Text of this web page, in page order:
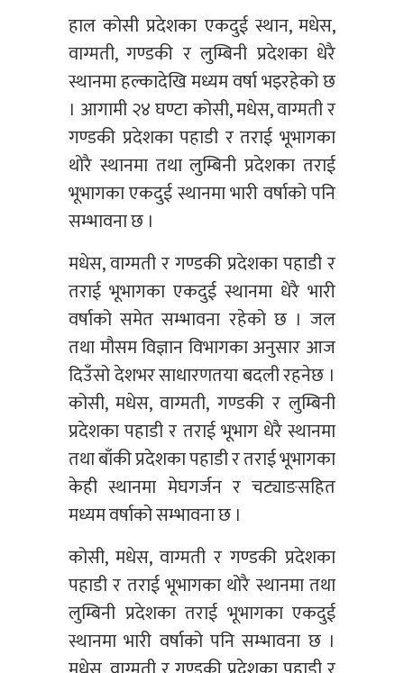
हाल कोसी प्रदेशका एकदुई स्थान, मधेस,
वाग्मती, गण्डकी र लुम्बिनी प्रदेशका धेरै
स्थानमा हल्कादेखि मध्यम वर्षा भइरहेको छ
। आगामी २४ घण्टा कोसी, मधेस, वाग्मती र
गण्डकी प्रदेशका पहाडी र तराई भूभागका
थोरै स्थानमा तथा लुम्बिनी प्रदेशका तराई
भूभागका एकदुई स्थानमा भारी वर्षाको पनि
सम्भावना छ ।
मधेस, वाग्मती र गण्डकी प्रदेशका पहाडी र
तराई भूभागका एकदुई स्थानमा धेरै भारी
वर्षाको समेत सम्भावना रहेको छ । जल
तथा मौसम विज्ञान विभागका अनुसार आज
दिउँसो देशभर साधारणतया बदली रहनेछ ।
कोसी, मधेस, वाग्मती, गण्डकी र लुम्बिनी
प्रदेशका पहाडी र तराई भूभाग धेरै स्थानमा
तथा बाँकी प्रदेशका पहाडी र तराई भूभागका
केही स्थानमा मेघगर्जन र चट्याङसहित
मध्यम वर्षाको सम्भावना छ ।
कोसी, मधेस, वाग्मती र गण्डकी प्रदेशका
पहाडी र तराई भूभागका थोरै स्थानमा तथा
लुम्बिनी प्रदेशका तराई भूभागका एकदुई
स्थानमा भारी वर्षाको पनि सम्भावना छ ।